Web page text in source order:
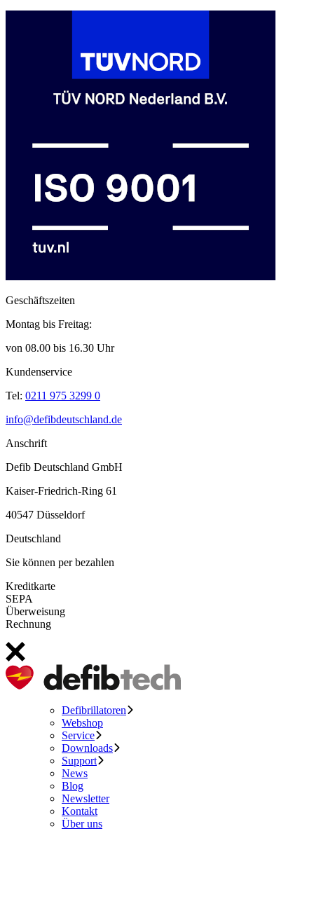
Geschäftszeiten
Montag bis Freitag:
von 08.00 bis 16.30 Uhr
Kundenservice
Tel: 0211 975 3299 0
info@defibdeutschland.de
Anschrift
Defib Deutschland GmbH
Kaiser-Friedrich-Ring 61
40547 Düsseldorf
Deutschland
Sie können per bezahlen
Kreditkarte
SEPA
Überweisung
Rechnung
Defibrillatoren
Webshop
Service
Downloads
Support
News
Blog
Newsletter
Kontakt
Über uns